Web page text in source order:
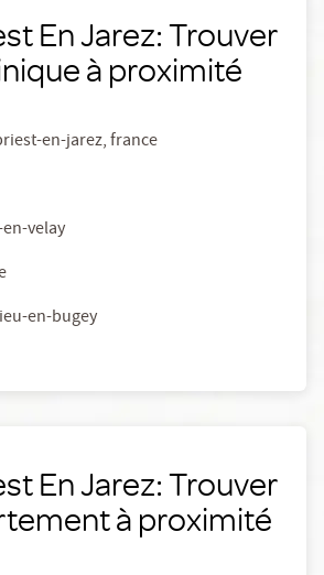
En Jarez: Trouver
à proximité
en-jarez, france
velay
en-bugey
En Jarez: Trouver
à proximité